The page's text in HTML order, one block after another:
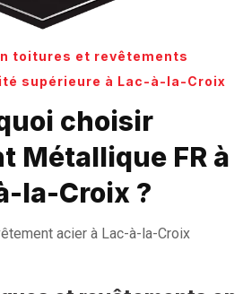
toitures et revêtements
supérieure à Lac-à-la-Croix
choisir
Métallique FR à
la-Croix ?
acier à Lac-à-la-Croix